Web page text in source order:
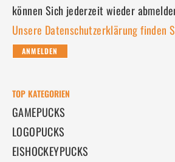
können Sich jederzeit wieder
Unsere Datenschutzerklärung finden
ANMELDEN
TOP KATEGORIEN
GAMEPUCKS
LOGOPUCKS
EISHOCKEYPUCKS